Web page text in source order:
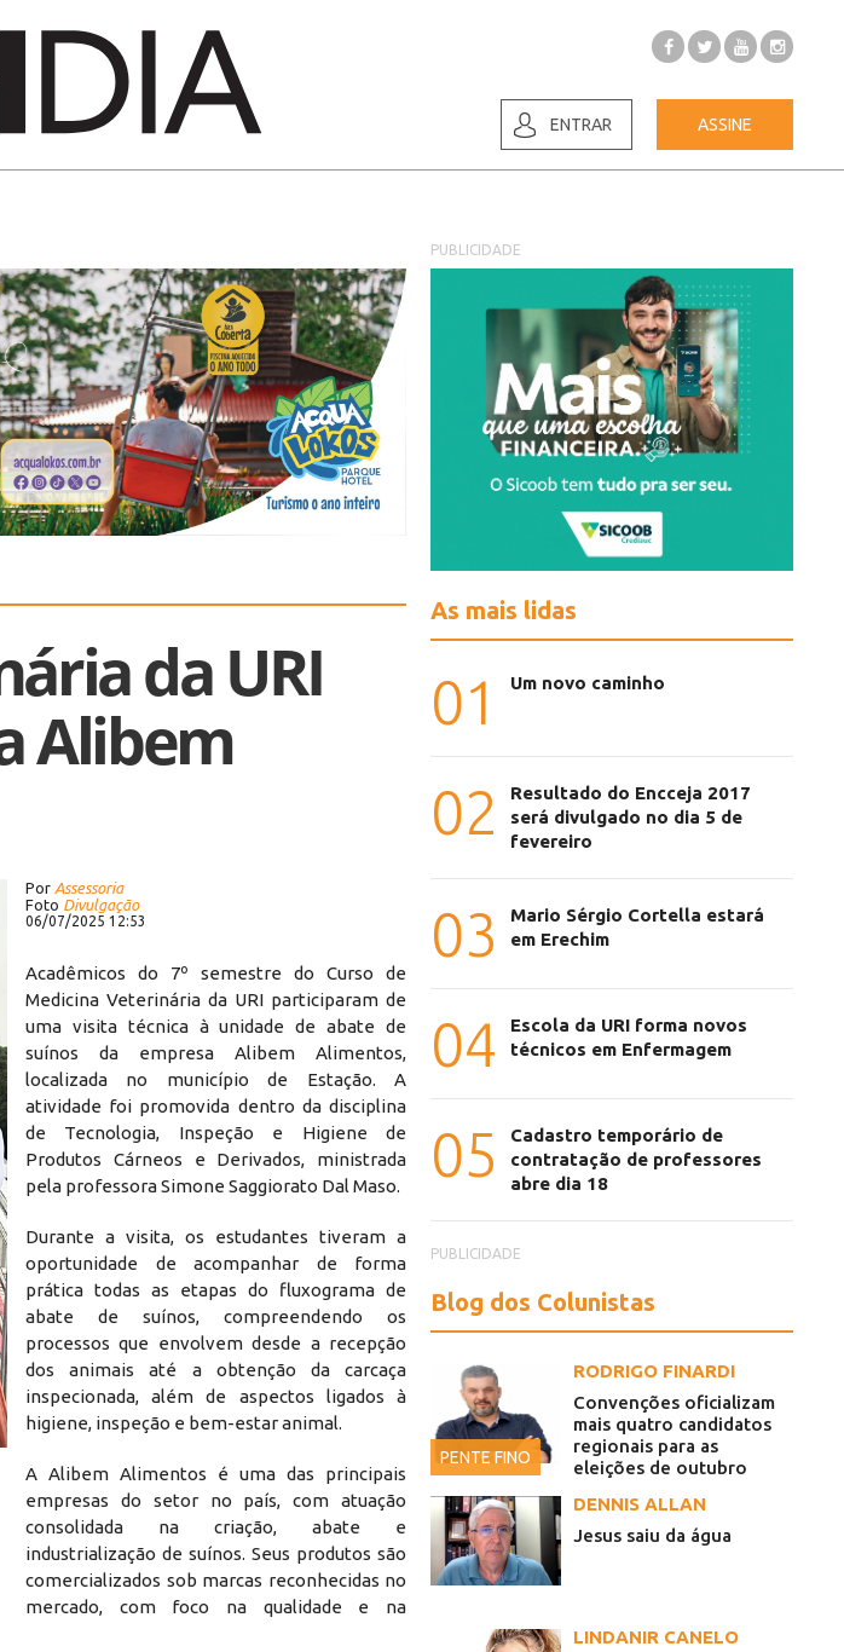
ENTRAR ASSINE
da URI
Alibem
Por Assessoria
Foto Divulgação
06/07/2025 12:53
Acadêmicos do 7º semestre do Curso de
Medicina Veterinária da URI participaram de
uma visita técnica à unidade de abate de
suínos da empresa Alibem Alimentos,
localizada no município de Estação. A
atividade foi promovida dentro da disciplina
de Tecnologia, Inspeção e Higiene de
Produtos Cárneos e Derivados, ministrada
pela professora Simone Saggiorato Dal Maso.
Durante a visita, os estudantes tiveram a
oportunidade de acompanhar de forma
prática todas as etapas do fluxograma de
abate de suínos, compreendendo os
processos que envolvem desde a recepção
dos animais até a obtenção da carcaça
inspecionada, além de aspectos ligados à
higiene, inspeção e bem-estar animal.
A Alibem Alimentos é uma das principais
empresas do setor no país, com atuação
consolidada na criação, abate e
industrialização de suínos. Seus produtos são
comercializados sob marcas reconhecidas no
mercado, com foco na qualidade e na
PUBLICIDADE
As mais lidas
01 Um novo caminho
02
Resultado do Encceja 2017
será divulgado no dia 5 de
fevereiro
03
Mario Sérgio Cortella estará
em Erechim
04
Escola da URI forma novos
técnicos em Enfermagem
05
Cadastro temporário de
contratação de professores
abre dia 18
PUBLICIDADE
Blog dos Colunistas
PENTE FINO
RODRIGO FINARDI
Convenções oficializam
mais quatro candidatos
regionais para as
eleições de outubro
DENNIS ALLAN
Jesus saiu da água
LINDANIR CANELO